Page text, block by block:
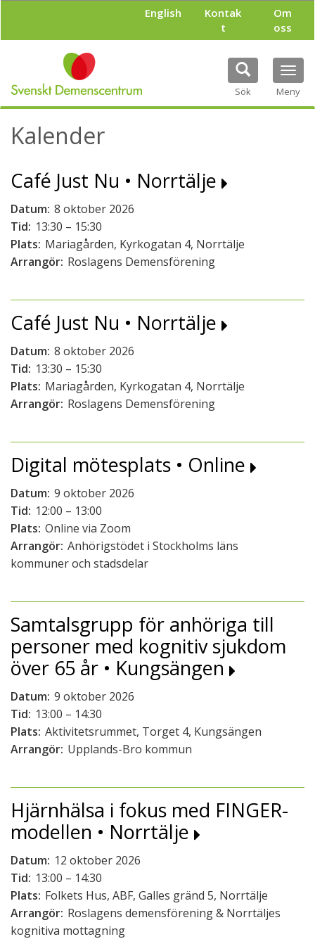
l
English
Kontak
t
Om
oss
Sök Meny
Kalender
Café Just Nu • Norrtälje
Datum: 8 oktober 2026
Tid: 13:30 – 15:30
Plats: Mariagården, Kyrkogatan 4, Norrtälje
Arrangör: Roslagens Demensförening
Café Just Nu • Norrtälje
Datum: 8 oktober 2026
Tid: 13:30 – 15:30
Plats: Mariagården, Kyrkogatan 4, Norrtälje
Arrangör: Roslagens Demensförening
Digital mötesplats • Online
Datum: 9 oktober 2026
Tid: 12:00 – 13:00
Plats: Online via Zoom
Arrangör: Anhörigstödet i Stockholms läns
kommuner och stadsdelar
Samtalsgrupp för anhöriga till
personer med kognitiv sjukdom
över 65 år • Kungsängen
Datum: 9 oktober 2026
Tid: 13:00 – 14:30
Plats: Aktivitetsrummet, Torget 4, Kungsängen
Arrangör: Upplands-Bro kommun
Hjärnhälsa i fokus med FINGER-
modellen • Norrtälje
Datum: 12 oktober 2026
Tid: 13:00 – 14:30
Plats: Folkets Hus, ABF, Galles gränd 5, Norrtälje
Arrangör: Roslagens demensförening & Norrtäljes
kognitiva mottagning